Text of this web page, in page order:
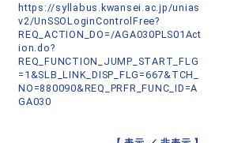
https://syllabus.kwansei.ac.jp/unias
v2/UnSSOLoginControlFree?
REQ_ACTION_DO=/AGA030PLS01Act
ion.do?
REQ_FUNCTION_JUMP_START_FLG
=1&SLB_LINK_DISP_FLG=667&TCH_
NO=880090&REQ_PRFR_FUNC_ID=A
GA030